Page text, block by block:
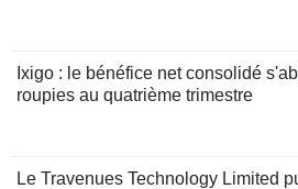
Ixigo : le bénéfice net consolidé
roupies au quatrième trimestre
Le Travenues Technology Limited